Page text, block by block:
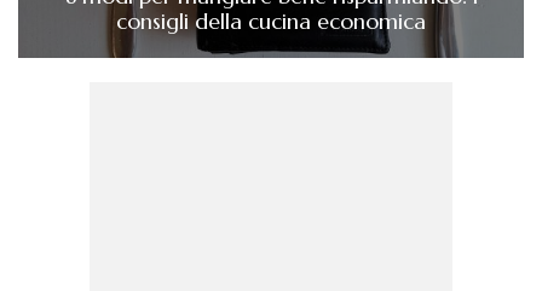
consigli della cucina economica